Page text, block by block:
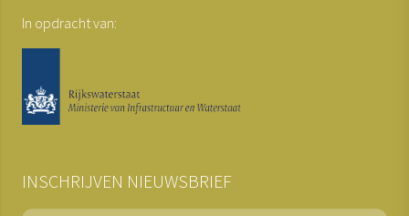
In opdracht van:
INSCHRIJVEN NIEUWSBRIEF